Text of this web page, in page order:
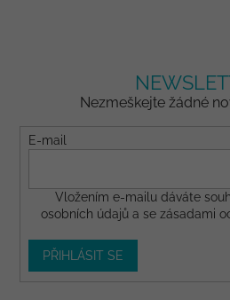
Nezmeškejte žádné
E-mail
Vložením e-mailu dáváte
osobních údajů a se zásadami
PŘIHLÁSIT SE